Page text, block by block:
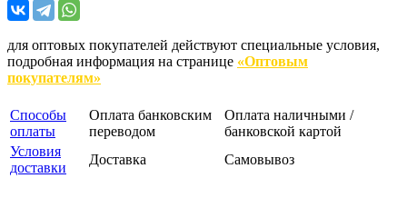
для оптовых покупателей действуют специальные условия,
подробная информация на странице «Оптовым
покупателям»
Способы
оплаты
Оплата банковским
переводом
Оплата наличными /
банковской картой
Условия
доставки
Доставка Самовывоз